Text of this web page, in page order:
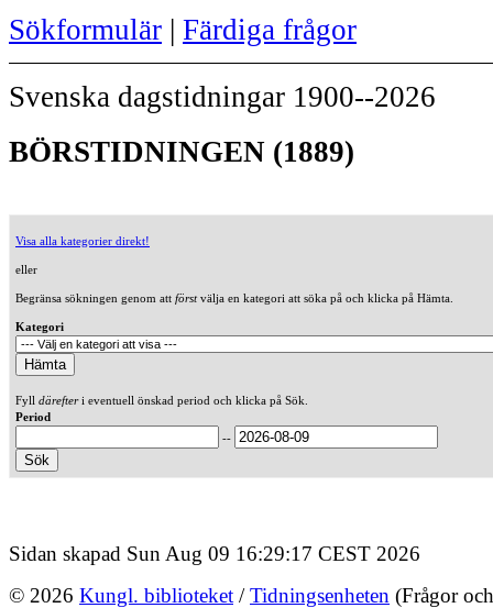
Sökformulär | Färdiga frågor
Svenska dagstidningar 1900--2026
BÖRSTIDNINGEN (1889)
Visa alla kategorier direkt!
eller
Begränsa sökningen genom att förstvälja en kategori att söka på och klicka på Hämta.
Kategori
Fyll därefteri eventuell önskad period och klicka på Sök.
Period
--
Sidan skapad Sun Aug 09 16:29:17 CEST 2026
© 2026 Kungl. biblioteket /Tidningsenheten (Frågor